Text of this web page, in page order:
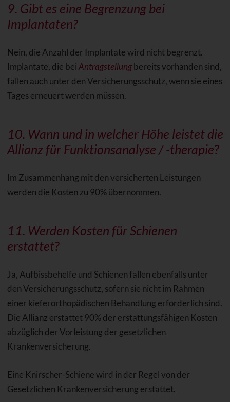
9. Gibt es eine Begrenzung bei
Implantaten?
Nein, die Anzahl der Implantate wird nicht begrenzt.
Implantate, die beiAntragstellungbereits vorhanden sind,
fallen auch unter den Versicherungsschutz, wenn sie eines
Tages erneuert werden müssen.
10. Wann und in welcher Höhe leistet die
Allianz für Funktionsanalyse / -therapie?
Im Zusammenhang mit den versicherten Leistungen
werden die Kosten zu 90% übernommen.
11. Werden Kosten für Schienen
erstattet?
Ja, Aufbissbehelfe und Schienen fallen ebenfalls unter
den Versicherungsschutz, sofern sie nicht im Rahmen
einer kieferorthopädischen Behandlung erforderlich sind.
Die Allianz erstattet 90% der erstattungsfähigen Kosten
abzüglich der Vorleistung der gesetzlichen
Krankenversicherung.
Eine Knirscher-Schiene wird in der Regel von der
Gesetzlichen Krankenversicherung erstattet.